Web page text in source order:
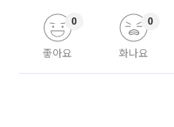
좋아요
0
화나요
0